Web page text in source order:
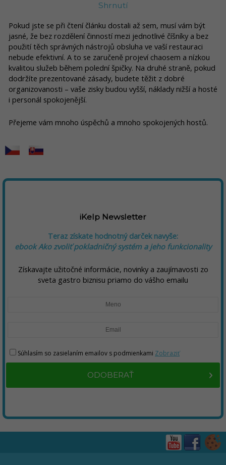
Shrnutí
Pokud jste se při čtení článku dostali až sem, musí vám být
jasné, že bez rozdělení činností mezi jednotlivé číšníky a bez
použití těch správných nástrojů obsluha ve vaší restauraci
nebude efektivní. A to se zaručeně projeví chaosem a nízkou
kvalitou služeb během polední špičky. Na druhé straně, pokud
dodržíte prezentované zásady, budete těžit z dobré
organizovanosti – vaše zisky budou vyšší, náklady nižší a hosté
i personál spokojenější.
Přejeme vám mnoho úspěchů a mnoho spokojených hostů.
iKelp Newsletter
Teraz získate hodnotný darček navyše:
ebook Ako zvoliť pokladničný systém a jeho funkcionality
Získavajte užitočné informácie, novinky a zaujímavosti zo
sveta gastro biznisu priamo do vášho emailu
Súhlasím so zasielaním emailov s podmienkami Zobraziť
ODOBERAŤ